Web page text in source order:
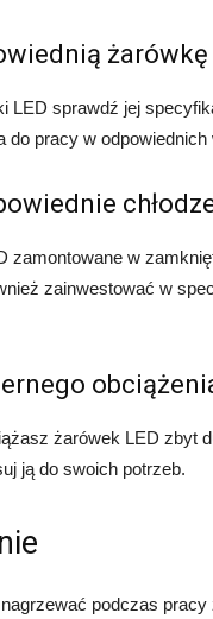
żarówkę
LED sprawdź jej
do pracy w
zamontowane w
zainwestować w
żarówek LED zbyt
ją do swoich potrzeb.
podczas